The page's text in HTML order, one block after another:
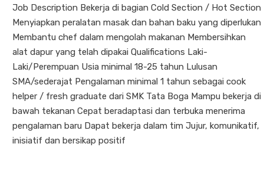
Job Description Bekerja di bagian Cold Section / Hot Section
Menyiapkan peralatan masak dan bahan baku yang diperlukan
Membantu chef dalam mengolah makanan Membersihkan
alat dapur yang telah dipakai Qualifications Laki-
Laki/Perempuan Usia minimal 18-25 tahun Lulusan
SMA/sederajat Pengalaman minimal 1 tahun sebagai cook
helper / fresh graduate dari SMK Tata Boga Mampu bekerja di
bawah tekanan Cepat beradaptasi dan terbuka menerima
pengalaman baru Dapat bekerja dalam tim Jujur, komunikatif,
inisiatif dan bersikap positif